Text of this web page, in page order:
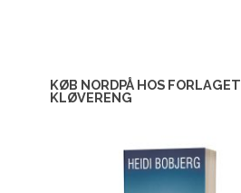
KØB NORDPÅ HOS FORLAGET
KLØVERENG